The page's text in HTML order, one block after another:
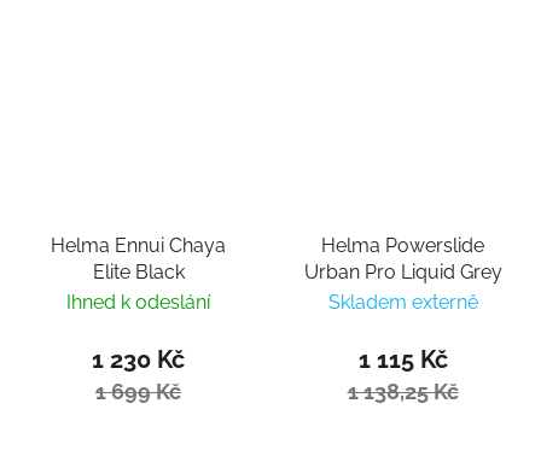
Helma Ennui Chaya
Elite Black
Ihned k odeslání
1 230 Kč
1 699 Kč
Helma Powerslide
Urban Pro Liquid Grey
Skladem externě
1 115 Kč
1 138,25 Kč